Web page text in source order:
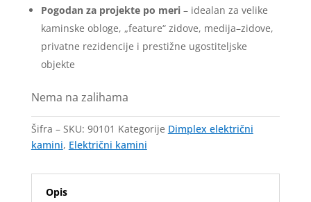
Pogodan za projekte po meri– idealan za velike
kaminske obloge, „feature“ zidove, medija–zidove,
privatne rezidencije i prestižne ugostiteljske
objekte
Nema na zalihama
Šifra – SKU: 90101 Kategorije Dimplex električni
kamini, Električni kamini
Opis